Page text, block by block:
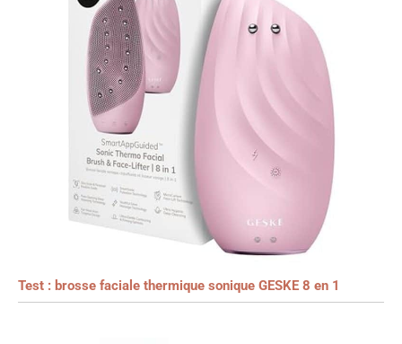
Test : brosse faciale thermique sonique GESKE 8 en 1